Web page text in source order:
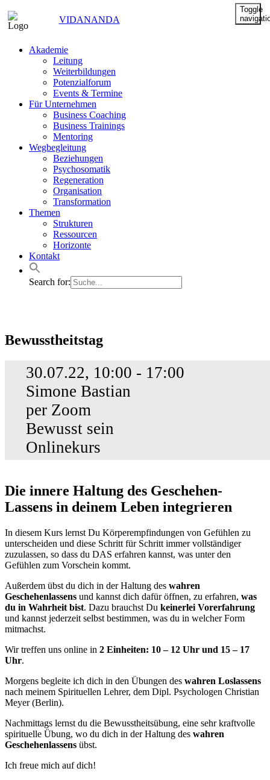
VIDANANDA
Toggle
Akademie
Leitung
Weiterbildungen
Potenzialforum
Events & Termine
Für Unternehmen
Business Coaching
Business Trainings
Mentoring
Wegbegleitung
Beziehungen
Psychosomatik
Regeneration
Organisation
Transformation
Themen
Strukturen
Ressourcen
Horizonte
Kontakt
Search for:
Bewusstheitstag
Bewusstheitstag
30.07.22, 10:00 - 17:00
Simone Bastian
per Zoom
Bewusst sein
Onlinekurs
Die innere Haltung des Geschehen-
Lassens in deinem Leben integrieren
In diesem Kurs lernst Du Körperempfindungen von Gefühlen zu
unterscheiden und diese Schritt für Schritt immer vollständiger
zuzulassen, so dass du DAS erfahren kannst, was unter den
Gefühlen zum Vorschein kommt.
Außerdem übst du dich in der Haltung des wahren
Geschehenlassens und kannst dich dafür öffnen, zu erfahren, was
du in Wahrheit bist. Dazu brauchst Du keinerlei Vorerfahrung
und kannst jederzeit selbst bestimmen, was du in welcher Form
mitmachst.
Wir treffen uns online in 2 Einheiten: 10 – 12 Uhr und 15 – 17
Uhr.
Morgens begleite ich dich in den Übungen des wahren Loslassens
nach meinem Spirituellen Lehrer, dem Dipl. Psychologen Christian
Meyer (Berlin).
Nachmittags lernst du die Bewusstheitsübung, eine sehr kraftvolle
spirituelle Übung, wo du dich in der Haltung des wahren
Geschehenlassens übst.
Ich freue mich auf dich!